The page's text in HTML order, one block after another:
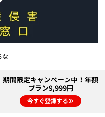
な
期間限定キャンペーン中！年額
プラン9,999円
今すぐ登録する≫